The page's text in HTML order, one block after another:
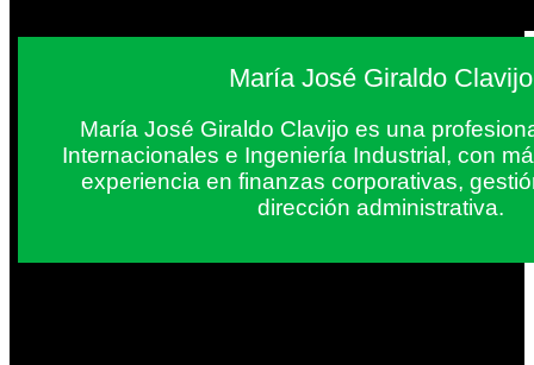
María José Giraldo Clavijo
María José Giraldo Clavijo es una
Internacionales e Ingeniería Industrial, con
experiencia en finanzas corporativas,
dirección administrativa.